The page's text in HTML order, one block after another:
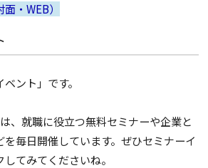
・WEB）
ント」です。
、就職に役立つ無料セミナーや企業と
毎日開催しています。ぜひセミナーイ
てみてくださいね。